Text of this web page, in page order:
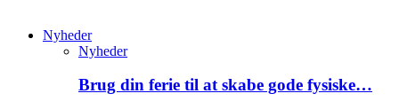
Nyheder
Nyheder
Brug din ferie til at skabe gode fysiske…